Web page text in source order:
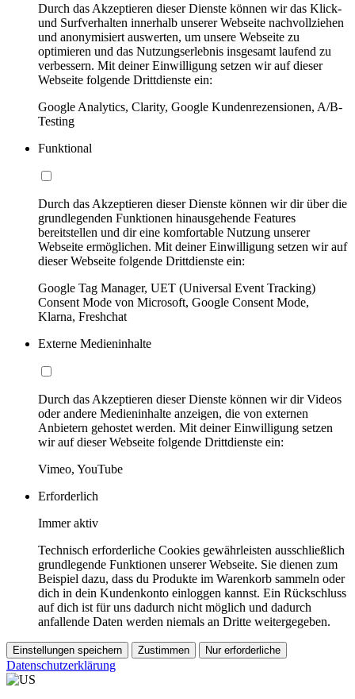
Durch das Akzeptieren dieser Dienste können wir das Klick-
und Surfverhalten innerhalb unserer Webseite nachvollziehen
und anonymisiert auswerten, um unsere Webseite zu
optimieren und das Nutzungserlebnis insgesamt laufend zu
verbessern. Mit deiner Einwilligung setzen wir auf dieser
Webseite folgende Drittdienste ein:
Google Analytics, Clarity, Google Kundenrezensionen, A/B-
Testing
Funktional
Durch das Akzeptieren dieser Dienste können wir dir über die
grundlegenden Funktionen hinausgehende Features
bereitstellen und dir eine komfortable Nutzung unserer
Webseite ermöglichen. Mit deiner Einwilligung setzen wir auf
dieser Webseite folgende Drittdienste ein:
Google Tag Manager, UET (Universal Event Tracking)
Consent Mode von Microsoft, Google Consent Mode,
Klarna, Freshchat
Externe Medieninhalte
Durch das Akzeptieren dieser Dienste können wir dir Videos
oder andere Medieninhalte anzeigen, die von externen
Anbietern gehostet werden. Mit deiner Einwilligung setzen
wir auf dieser Webseite folgende Drittdienste ein:
Vimeo, YouTube
Erforderlich
Immer aktiv
Technisch erforderliche Cookies gewährleisten ausschließlich
grundlegende Funktionen unserer Webseite. Sie dienen zum
Beispiel dazu, dass du Produkte im Warenkorb sammeln oder
dich in dein Kundenkonto einloggen kannst. Ein Rückschluss
auf dich ist für uns dadurch nicht möglich und dadurch
anfallende Daten werden niemals an Dritte weitergegeben.
Einstellungen speichern Zustimmen Nur erforderliche
Datenschutzerklärung